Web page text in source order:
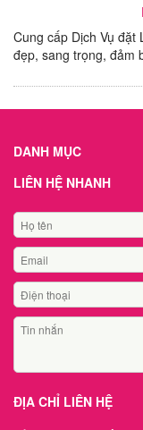
Cung cấp Dịch Vụ đặt
đẹp, sang trọng, đảm
DANH MỤC
LIÊN HỆ NHANH
ĐỊA CHỈ LIÊN HỆ